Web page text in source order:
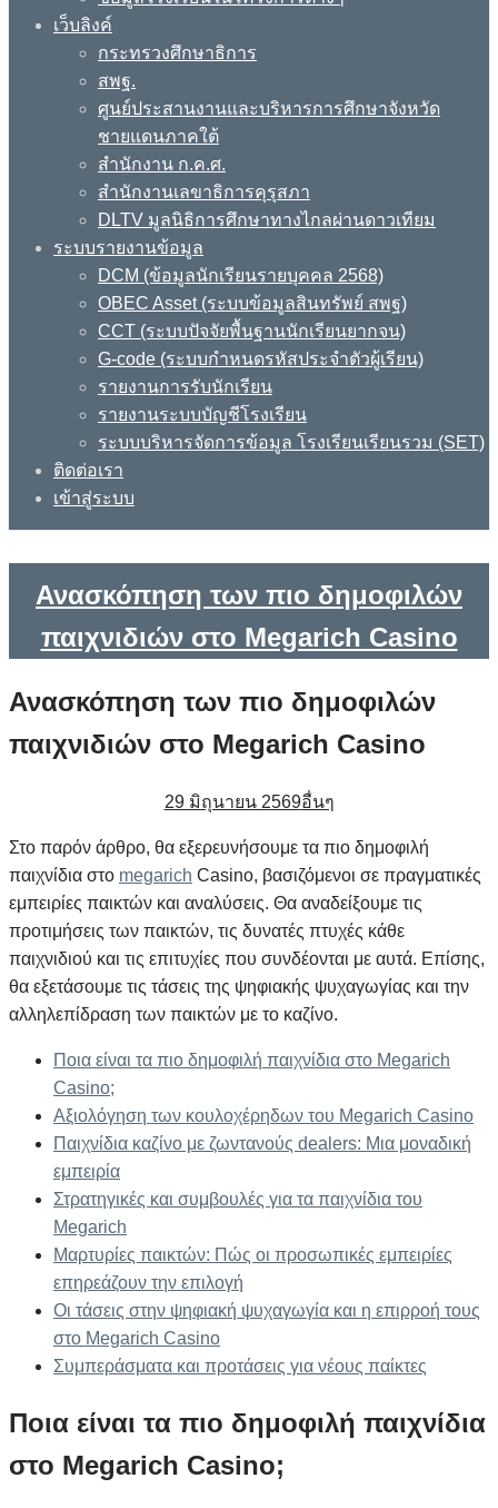
เว็บลิงค์
กระทรวงศึกษาธิการ
สพฐ.
ศูนย์ประสานงานและบริหารการศึกษาจังหวัด
ชายแดนภาคใต้
สำนักงาน ก.ค.ศ.
สำนักงานเลขาธิการคุรุสภา
DLTV มูลนิธิการศึกษาทางไกลผ่านดาวเทียม
ระบบรายงานข้อมูล
DCM (ข้อมูลนักเรียนรายบุคคล 2568)
OBEC Asset (ระบบข้อมูลสินทรัพย์ สพฐ)
CCT (ระบบปัจจัยพื้นฐานนักเรียนยากจน)
G-code (ระบบกำหนดรหัสประจำตัวผู้เรียน)
รายงานการรับนักเรียน
รายงานระบบบัญชีโรงเรียน
ระบบบริหารจัดการข้อมูล โรงเรียนเรียนรวม (SET)
ติดต่อเรา
เข้าสู่ระบบ
Ανασκόπηση των πιο δημοφιλών
παιχνιδιών στο Megarich Casino
Ανασκόπηση των πιο δημοφιλών
παιχνιδιών στο Megarich Casino
29 มิถุนายน 2569อื่นๆ
Στο παρόν άρθρο, θα εξερευνήσουμε τα πιο δημοφιλή
παιχνίδια στο megarich Casino, βασιζόμενοι σε πραγματικές
εμπειρίες παικτών και αναλύσεις. Θα αναδείξουμε τις
προτιμήσεις των παικτών, τις δυνατές πτυχές κάθε
παιχνιδιού και τις επιτυχίες που συνδέονται με αυτά. Επίσης,
θα εξετάσουμε τις τάσεις της ψηφιακής ψυχαγωγίας και την
αλληλεπίδραση των παικτών με το καζίνο.
Ποια είναι τα πιο δημοφιλή παιχνίδια στο Megarich
Casino;
Αξιολόγηση των κουλοχέρηδων του Megarich Casino
Παιχνίδια καζίνο με ζωντανούς dealers: Μια μοναδική
εμπειρία
Στρατηγικές και συμβουλές για τα παιχνίδια του
Megarich
Μαρτυρίες παικτών: Πώς οι προσωπικές εμπειρίες
επηρεάζουν την επιλογή
Οι τάσεις στην ψηφιακή ψυχαγωγία και η επιρροή τους
στο Megarich Casino
Συμπεράσματα και προτάσεις για νέους παίκτες
Ποια είναι τα πιο δημοφιλή παιχνίδια
στο Megarich Casino;